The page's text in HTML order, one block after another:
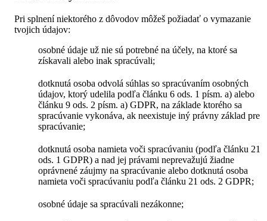
Pri splnení niektorého z dôvodov môžeš požiadať o vymazanie
tvojich údajov:
osobné údaje už nie sú potrebné na účely, na ktoré sa
získavali alebo inak spracúvali;
dotknutá osoba odvolá súhlas so spracúvaním osobných
údajov, ktorý udelila podľa článku 6 ods. 1 písm. a) alebo
článku 9 ods. 2 písm. a) GDPR, na základe ktorého sa
spracúvanie vykonáva, ak neexistuje iný právny základ pre
spracúvanie;
dotknutá osoba namieta voči spracúvaniu (podľa článku 21
ods. 1 GDPR) a nad jej právami neprevažujú žiadne
oprávnené záujmy na spracúvanie alebo dotknutá osoba
namieta voči spracúvaniu podľa článku 21 ods. 2 GDPR;
osobné údaje sa spracúvali nezákonne;